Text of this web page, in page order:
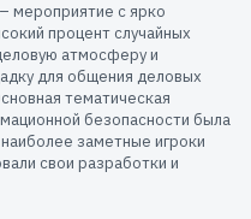
мероприятие с ярко
процент случайных
атмосферу и
для общения деловых
тематическая
безопасности была
заметные игроки
свои разработки и